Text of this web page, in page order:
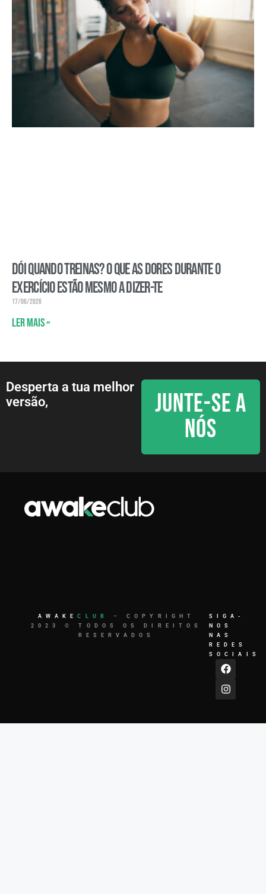
Dói quando treinas? O que as dores durante o
exercício estão mesmo a dizer-te
17/06/2026
Ler mais »
Desperta a tua melhor
versão,
JUNTE-SE A
NÓS
AWAKECLUB
– COPYRIGHT
2023 © TODOS OS DIREITOS
RESERVADOS
SIGA-
NOS
NAS
REDES
SOCIAIS